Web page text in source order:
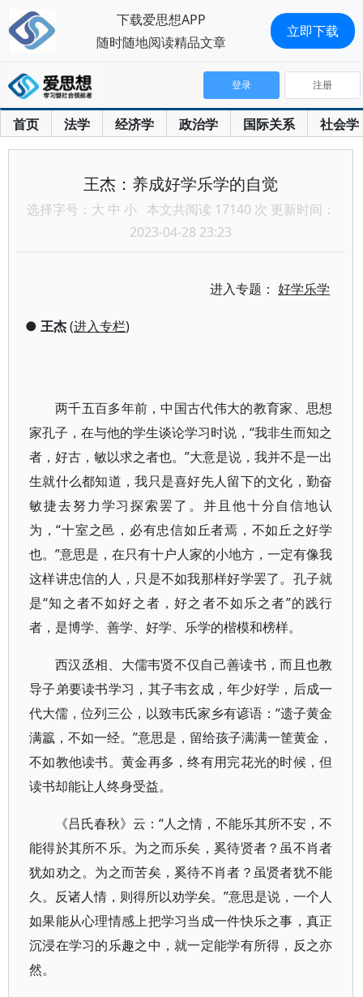
首页 法学 经济学 政治学 国际关系 社会学
登录 注册
王杰：养成好学乐学的自觉
选择字号： 大 中 小 本文共阅读 17140 次 更新时间：
2023-04-28 23:23
进入专题：好学乐学
● 王杰(进入专栏)
两千五百多年前，中国古代伟大的教育家、思想
家孔子，在与他的学生谈论学习时说，“我非生而知之
者，好古，敏以求之者也。”大意是说，我并不是一出
生就什么都知道，我只是喜好先人留下的文化，勤奋
敏捷去努力学习探索罢了。并且他十分自信地认
为，“十室之邑，必有忠信如丘者焉，不如丘之好学
也。”意思是，在只有十户人家的小地方，一定有像我
这样讲忠信的人，只是不如我那样好学罢了。孔子就
是“知之者不如好之者，好之者不如乐之者”的践行
者，是博学、善学、好学、乐学的楷模和榜样。
西汉丞相、大儒韦贤不仅自己善读书，而且也教
导子弟要读书学习，其子韦玄成，年少好学，后成一
代大儒，位列三公，以致韦氏家乡有谚语：“遗子黄金
满籝，不如一经。”意思是，留给孩子满满一筐黄金，
不如教他读书。黄金再多，终有用完花光的时候，但
读书却能让人终身受益。
《吕氏春秋》云：“人之情，不能乐其所不安，不
能得於其所不乐。为之而乐矣，奚待贤者？虽不肖者
犹如劝之。为之而苦矣，奚待不肖者？虽贤者犹不能
久。反诸人情，则得所以劝学矣。”意思是说，一个人
如果能从心理情感上把学习当成一件快乐之事，真正
沉浸在学习的乐趣之中，就一定能学有所得，反之亦
然。
下载爱思想APP
随时随地阅读精品文章
立即下载